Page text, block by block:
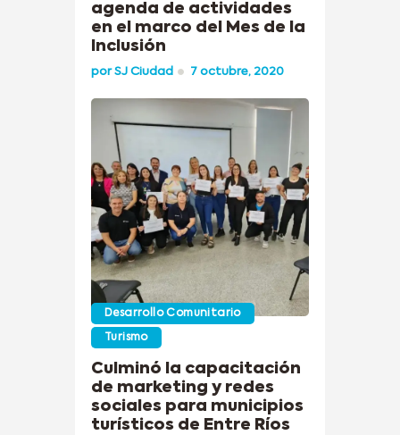
agenda de actividades
en el marco del Mes de la
Inclusión
porSJ Ciudad 7 octubre, 2020
Desarrollo Comunitario
Turismo
Culminó la capacitación
de marketing y redes
sociales para municipios
turísticos de Entre Ríos